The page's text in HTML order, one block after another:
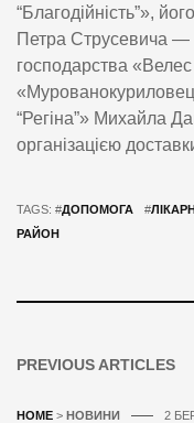
“Благодійність”»,
Петра Струсевича —
господарства
“Регіна”» Михайла
організацією
TAGS: #ДОПОМОГА #
РАЙОН
PREVIOUS ARTICLES
HOME > НОВИНИ 2